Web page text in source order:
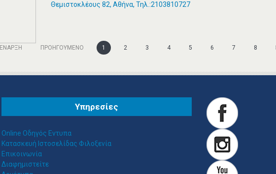
Θεμιστοκλέους 82, Αθήνα, Τηλ.:2103810727
ΈΝΑΡΞΗ ΠΡΟΗΓΟΎΜΕΝΟ 1 2 3 4 5 6 7 8
Υπηρεσίες
Online Οδηγός Εντυπα
Κατασκευή Ιστοσελίδας Φιλοξενία
Επικοινωνία
Διαφημιστείτε